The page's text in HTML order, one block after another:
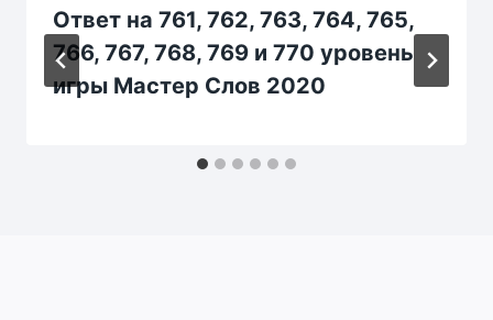
Ответ на 761, 762, 763, 764, 765,
766, 767, 768, 769 и 770 уровень
игры Мастер Слов 2020